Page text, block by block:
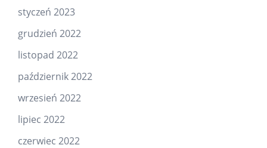
styczeń 2023
grudzień 2022
listopad 2022
październik 2022
wrzesień 2022
lipiec 2022
czerwiec 2022